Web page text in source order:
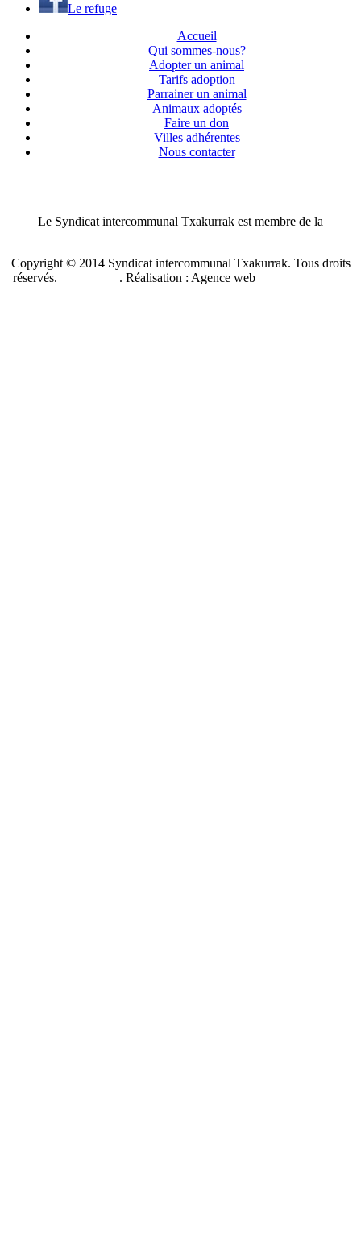
Le refuge
Accueil
Qui sommes-nous?
Adopter un animal
Tarifs adoption
Parrainer un animal
Animaux adoptés
Faire un don
Villes adhérentes
Nous contacter
Le Syndicat intercommunal Txakurrak est membre de la
Copyright © 2014 Syndicat intercommunal Txakurrak. Tous droits
réservés.
. Réalisation : Agence web